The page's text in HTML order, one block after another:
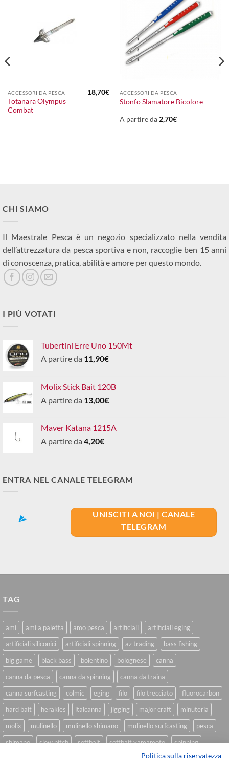
ACCESSORI DA PESCA
Totanara Olympus
Combat
18,70€ ACCESSORI DA PESCA
Stonfo Slamatore Bicolore
A partire da2,70€
CHI SIAMO
Il Maestrale Pesca è un negozio specializzato nella vendita
dell’attrezzatura da pesca sportiva e non, raccoglie ben 15 anni
di conoscenza, pratica, abilità e amore per questo mondo.
I PIÙ VOTATI
Tubertini Erre Uno 150Mt
A partire da 11,90€
Molix Stick Bait 120B
A partire da 13,00€
Maver Katana 1215A
A partire da 4,20€
ENTRA NEL CANALE TELEGRAM
UNISCITI A NOI | CANALE
TELEGRAM
TAG
ami ami a paletta amo pesca artificiali
artificiali eging
artificiali siliconici
artificiali spinning az trading
bass fishing
big game
black bass bolentino bolognese
canna
canna da pesca
canna da spinning
canna da traina
canna surfcasting
colmic eging filo filo trecciato
fluorocarbon
hard bait
herakles italcanna jigging major craft
minuteria
molix
mulinello mulinello shimano mulinello surfcasting
pesca
shimano
slow pitch softbait softbait yamamoto
spinning
Politica sulla riservatezza